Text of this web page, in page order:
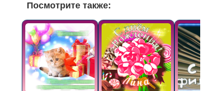
Посмотрите также: